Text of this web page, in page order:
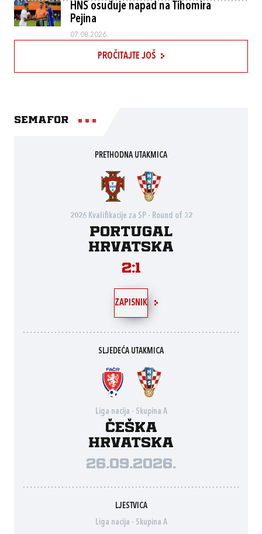
HNS osuđuje napad na Tihomira
Pejina
07.08.2026.
PROČITAJTE JOŠ
Semafor
PRETHODNA UTAKMICA
2026 Kvalifikacije za SP - Round of 32
Portugal
Hrvatska
2:1
ZAPISNIK
SLJEDEĆA UTAKMICA
Liga nacija - Skupina A
Češka
Hrvatska
26.09.2026.
LJESTVICA
Liga nacija - Skupina A